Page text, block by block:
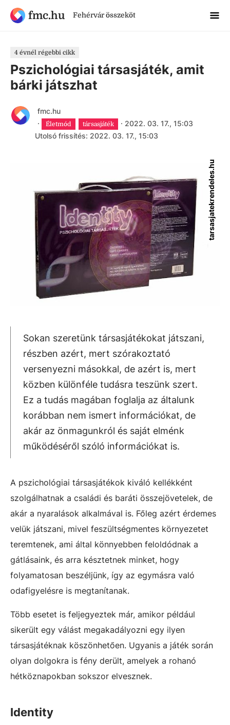
fmc.hu Fehérvár összeköt
4 évnél régebbi cikk
Pszichológiai társasjáték, amit
bárki játszhat
fmc.hu
·
Életmód társasjáték · 2022. 03. 17., 15:03
Utolsó frissítés: 2022. 03. 17., 15:03
tarsasjatekrendeles.hu
Sokan szeretünk társasjátékokat játszani,
részben azért, mert szórakoztató
versenyezni másokkal, de azért is, mert
közben különféle tudásra teszünk szert.
Ez a tudás magában foglalja az általunk
korábban nem ismert információkat, de
akár az önmagunkról és saját elménk
működéséről szóló információkat is.
A pszichológiai társasjátékok kiváló kellékként
szolgálhatnak a családi és baráti összejövetelek, de
akár a nyaralások alkalmával is. Főleg azért érdemes
velük játszani, mivel feszültségmentes környezetet
teremtenek, ami által könnyebben feloldódnak a
gátlásaink, és arra késztetnek minket, hogy
folyamatosan beszéljünk, így az egymásra való
odafigyelésre is megtanítanak.
Több esetet is feljegyeztek már, amikor például
sikerült egy válást megakadályozni egy ilyen
társasjátéknak köszönhetően. Ugyanis a játék során
olyan dolgokra is fény derült, amelyek a rohanó
hétköznapokban sokszor elvesznek.
Identity